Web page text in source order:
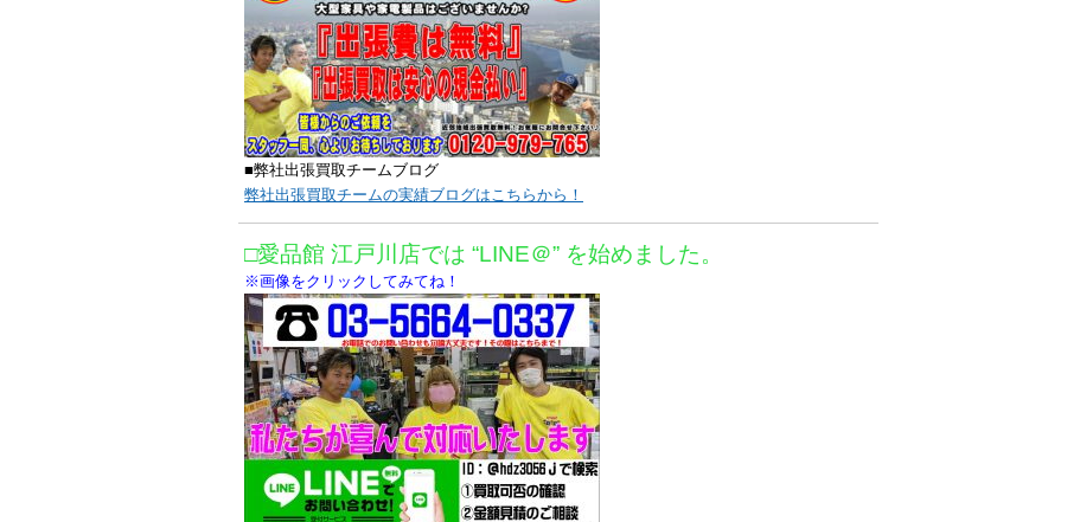
■弊社出張買取チームブログ
弊社出張買取チームの実績ブログはこちらから！
□愛品館 江戸川店では “LINE＠” を始めました。
※画像をクリックしてみてね！